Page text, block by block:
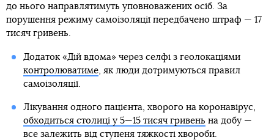
до нього направлятимуть уповноважених осіб. За
порушення режиму самоізоляції передбачено штраф — 17
тисяч гривень.
Додаток «Дій вдома» через селфі з геолокаціями
контролюватиме, як люди дотримуються правил
самоізоляції.
Лікування одного пацієнта, хворого на коронавірус,
обходиться столиці у 5—15 тисяч гривень на добу —
все залежить від ступеня тяжкості хвороби.